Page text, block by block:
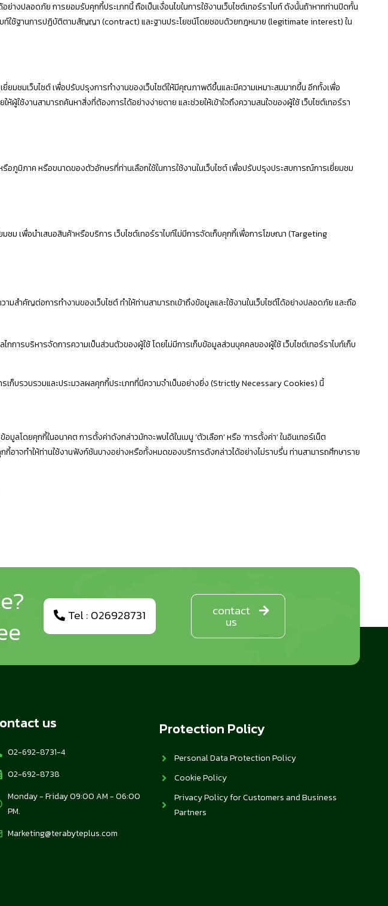
างปลอดภัย การยอมรับคุกกี้ประเภทนี้ ถือเป็นเงื่อนไขในการใช้งานเว็บไซต์เทอร์ราไบท์ ดังนั้นถ้าหากท่านปิดกั้น
บท์ใช้ฐานการปฏิบัติตามสัญญา (contract) และฐานประโยชน์โดยชอบด้วยกฎหมาย (legitimate interest) ใน
ยมชมเว็บไซต์ เพื่อปรับปรุงการทำงานของเว็บไซต์ให้มีคุณภาพดีขึ้นและมีความเหมาะสมมากขึ้น อีกทั้งเพื่อ
ใช้งานสามารถค้นหาสิ่งที่ต้องการได้อย่างง่ายดาย และช่วยให้เข้าใจถึงความสนใจของผู้ใช้ เว็บไซต์เทอร์รา
อภูมิภาค หรือขนาดของตัวอักษรที่ท่านเลือกใช้ในการใช้งานในเว็บไซต์ เพื่อปรับปรุงประสบการณ์การเยี่ยมชม
ชม เพื่อนำเสนอสินค้าหรือบริการ เว็บไซต์เทอร์ราไบท์ไม่มีการจัดเก็บคุกกี้เพื่อการโฆษณา (Targeting
สำคัญต่อการทำงานของเว็บไซต์ ทำให้ท่านสามารถเข้าถึงข้อมูลและใช้งานในเว็บไซต์ได้อย่างปลอดภัย และถือ
รบริหารจัดการความเป็นส่วนตัวของผู้ใช้ โดยไม่มีการเก็บข้อมูลส่วนบุคคลของผู้ใช้ เว็บไซต์เทอร์ราไบท์เก็บ
บรวบรวมและประมวลผลคุกกี้ประเภทที่มีความจำเป็นอย่างยิ่ง (Strictly Necessary Cookies) นี้
โดยคุกกี้ในอนาคต การตั้งค่าดังกล่าวมักจะพบได้ในเมนู ‘ตัวเลือก’ หรือ ‘การตั้งค่า’ ในอินเทอร์เน็ต
กี้อาจทำให้ท่านใช้งานฟังก์ชันบางอย่างหรือทั้งหมดของบริการดังกล่าวได้อย่างไม่ราบรื่น ท่านสามารถศึกษาราย
Tel : 026928731 contact
us
us
02-692-8731-4
02-692-8738
Monday - Friday 09:00 AM - 06:00
PM.
Marketing@terabyteplus.com
Protection Policy
Personal Data Protection Policy
Cookie Policy
Privacy Policy for Customers and Business
Partners